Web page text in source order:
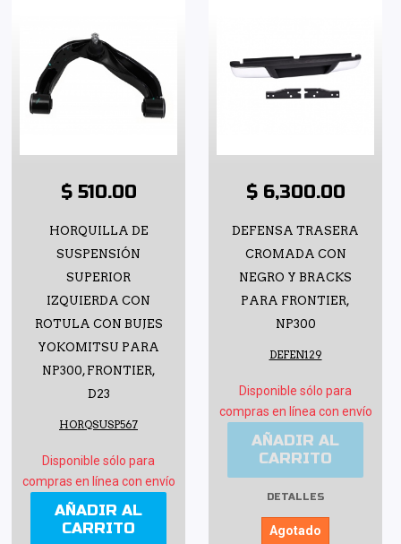
$ 510.00
HORQUILLA DE
SUSPENSIÓN
SUPERIOR
IZQUIERDA CON
ROTULA CON BUJES
YOKOMITSU PARA
NP300, FRONTIER,
D23
HORQSUSP567
Disponible sólo para
compras en línea con envío
AÑADIR AL
CARRITO
$ 6,300.00
DEFENSA TRASERA
CROMADA CON
NEGRO Y BRACKS
PARA FRONTIER,
NP300
DEFEN129
Disponible sólo para
compras en línea con envío
AÑADIR AL
CARRITO
DETALLES
Agotado